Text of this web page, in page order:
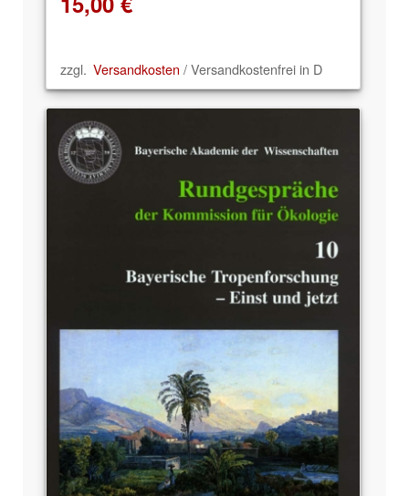
zzgl. Versandkosten / Versandkostenfrei in D